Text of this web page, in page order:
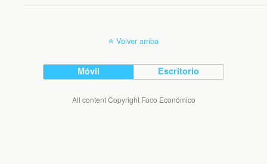
Volver arriba
Móvil Escritorio
All content Copyright Foco Económico